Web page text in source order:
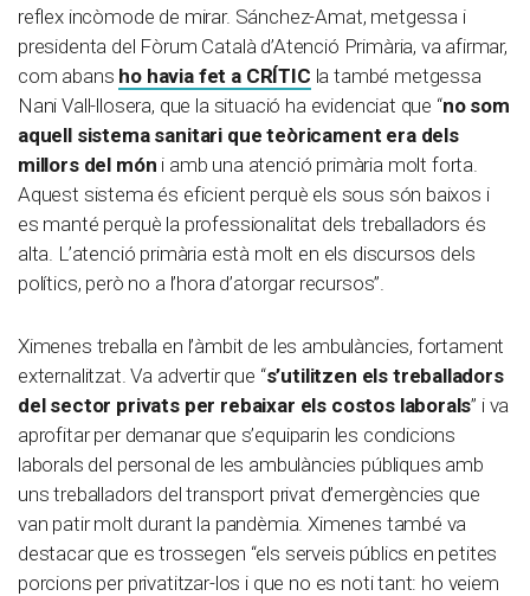
reflex incòmode de mirar. Sánchez-Amat, metgessa i
presidenta del Fòrum Català d’Atenció Primària, va afirmar,
com abans ho havia fet a CRÍTIC la també metgessa
Nani Vall-llosera, que la situació ha evidenciat que “no som
aquell sistema sanitari que teòricament era dels
millors del món i amb una atenció primària molt forta.
Aquest sistema és eficient perquè els sous són baixos i
es manté perquè la professionalitat dels treballadors és
alta. L’atenció primària està molt en els discursos dels
polítics, però no a l’hora d’atorgar recursos”.
Ximenes treballa en l’àmbit de les ambulàncies, fortament
externalitzat. Va advertir que “s’utilitzen els treballadors
del sector privats per rebaixar els costos laborals” i va
aprofitar per demanar que s’equiparin les condicions
laborals del personal de les ambulàncies públiques amb
uns treballadors del transport privat d’emergències que
van patir molt durant la pandèmia. Ximenes també va
destacar que es trossegen “els serveis públics en petites
porcions per privatitzar-los i que no es noti tant: ho veiem